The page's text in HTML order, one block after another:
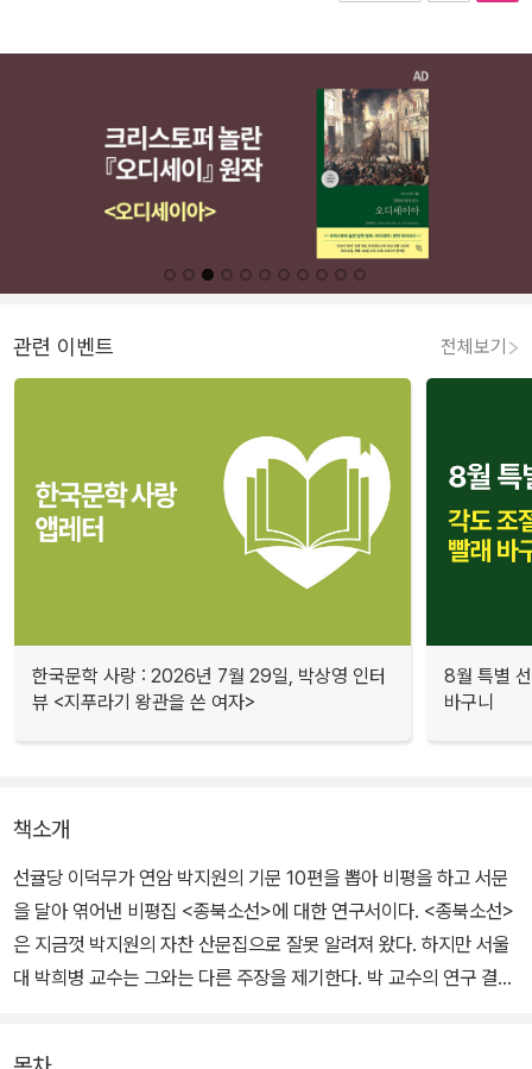
관련 이벤트 전체보기
한국문학 사랑 : 2026년 7월 29일, 박상영 인터
뷰 <지푸라기 왕관을 쓴 여자>
8월 특별
바구니
책소개
선귤당 이덕무가 연암 박지원의 기문 10편을 뽑아 비평을 하고 서문
을 달아 엮어낸 비평집 <종북소선>에 대한 연구서이다. <종북소선>
은 지금껏 박지원의 자찬 산문집으로 잘못 알려져 왔다. 하지만 서울
대 박희병 교수는 그와는 다른 주장을 제기한다. 박 교수의 연구 결과,